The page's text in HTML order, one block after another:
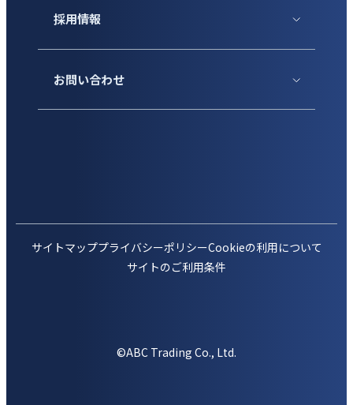
採用情報
お問い合わせ
サイトマッププライバシーポリシーCookieの利用について
サイトのご利用条件
©ABC Trading Co., Ltd.